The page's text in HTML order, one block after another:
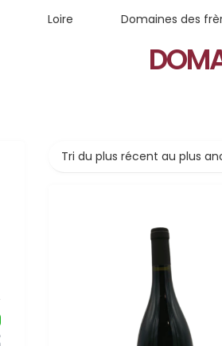
Loire Domaines des
Tri du plus récent au plus